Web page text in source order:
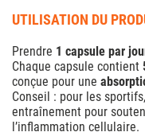
UTILISATION DU
Prendre 1 capsule par
Chaque capsule contient
conçue pour une
Conseil : pour les
entraînement pour
l’inflammation cellulaire.